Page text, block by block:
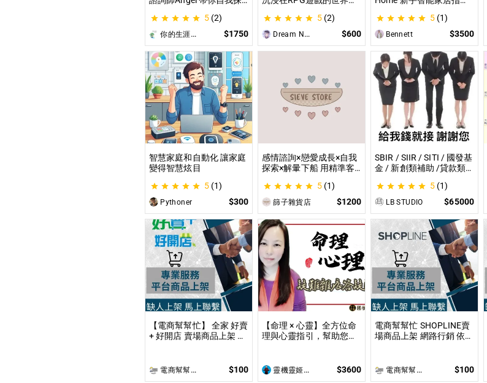
索&職涯諮詢 | 🌳心理所碩
士 生涯諮詢師 Angel 為你
服務😊
5 (2)
你的生涯導航諮詢師Angel $1750
喚（單人團）！ 這是一個
為想體驗桌上型角色扮演
遊戲（TRPG）的玩家所
開設的體驗項目。
5 (2)
Dream Night Butterfly $600
從生態系選擇到設備挑
選，專家在線解答，輕鬆
打造理想的智慧生活
5 (1)
Bennett $3500
智慧家庭和自動化 讓家庭
變得智慧炫目
5 (1)
Pythoner $300
感情諮詢×戀愛成長×自我
探索×解暈下船 用精準客
｜給予最真實的建議
5 (1)
篩子雜貨店 $1200
SBIR / SIIR / SITI / 國發基
金 / 新創類補助 /貸款類
SIIR / SITI / 國發基金 / 新
創類補助 /貸款類計畫等
企劃書撰寫
5 (1)
LB STUDIO $65000
【電商幫幫忙】 全家 好賣
+ 好開店 賣場商品上架 依
電商幫幫忙(電商平台代營運/電商上架/運營策略/網路行銷) $100
【命理 × 心靈】全方位命
理與心靈指引，幫助您達
限於命理解讀，還涉及心
理、靈性的整合
靈機靈姬傳統文化學院 $3600
電商幫幫忙 SHOPLINE賣
場商品上架 網路行銷 依照
電商幫幫忙(電商平台代營運/電商上架/運營策略/網路行銷) $100